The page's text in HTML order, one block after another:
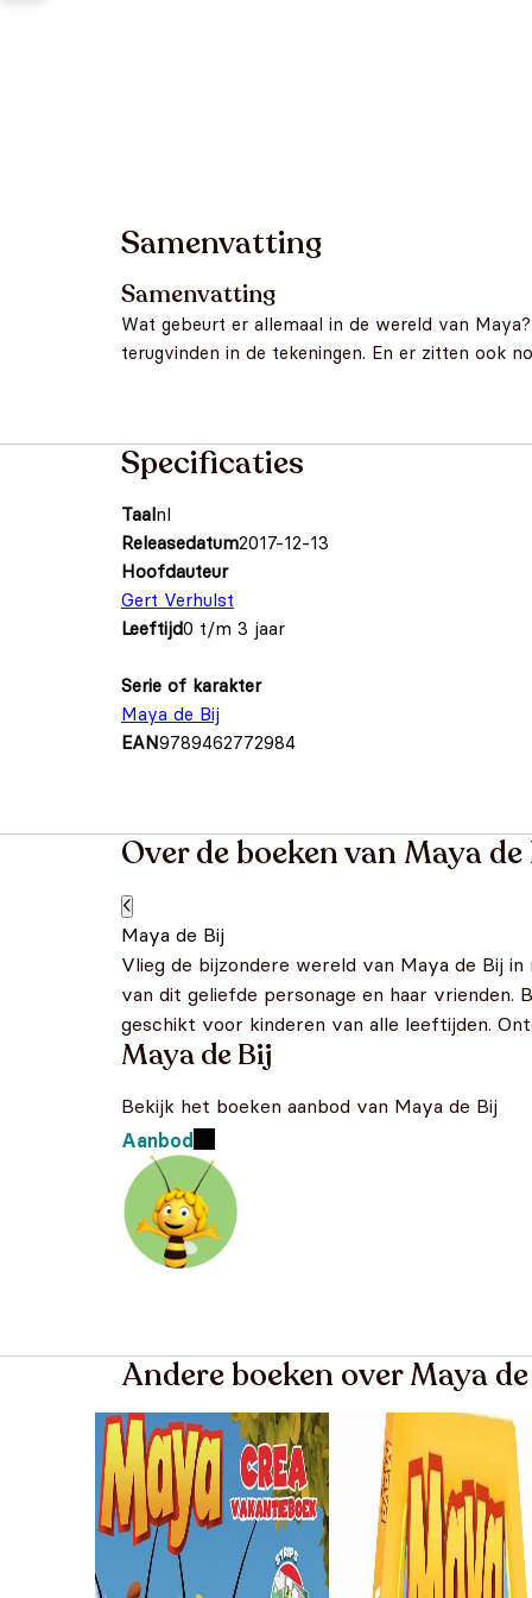
Samenvatting
Samenvatting
Wat gebeurt er allemaal in de wereld van
terugvinden in de tekeningen. En er zitten ook
Specificaties
Taalnl
Releasedatum2017-12-13
Hoofdauteur
Gert Verhulst
Leeftijd0 t/m 3 jaar
Serie of karakter
Maya de Bij
EAN9789462772984
Over de boeken van Maya de
Maya de Bij
Vlieg de bijzondere wereld van Maya de Bij
van dit geliefde personage en haar vrienden.
geschikt voor kinderen van alle leeftijden.
Maya de Bij
Bekijk het boeken aanbod van Maya de Bij
Aanbod
Andere boeken over Maya